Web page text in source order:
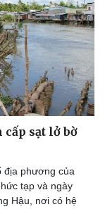
sạt lở bờ
địa phương của
tạp và ngày
Hậu, nơi có hệ